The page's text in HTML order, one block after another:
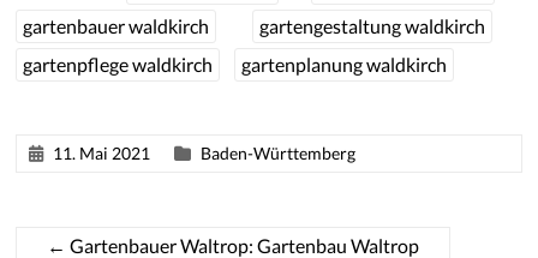
gartenbauer waldkirch
gartengestaltung waldkirch
gartenpflege waldkirch
gartenplanung waldkirch
11. Mai 2021 Baden-Württemberg
← Gartenbauer Waltrop: Gartenbau Waltrop